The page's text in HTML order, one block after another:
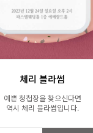
체리 블라썸
예쁜 청첩장을 찾으신다면
역시 체리 블라썸입니다.